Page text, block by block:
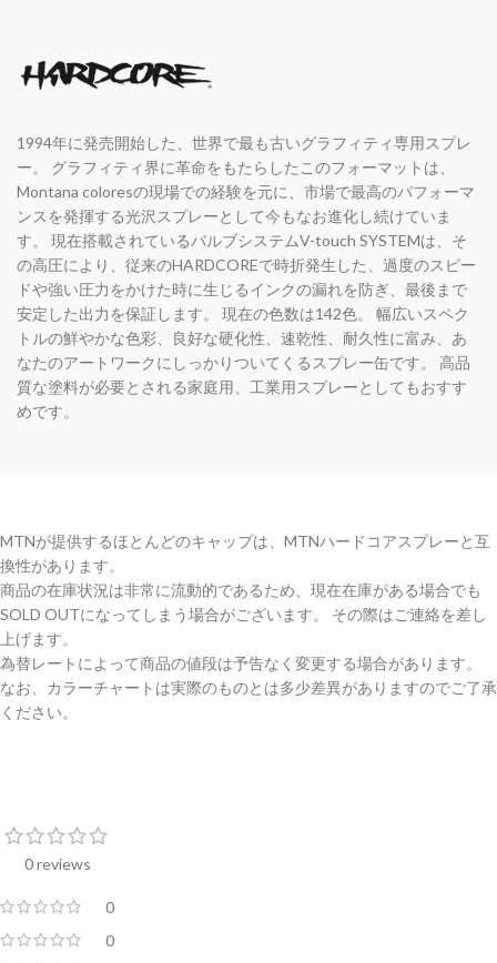
1994年に発売開始した、世界で最も古いグラフィティ専用スプレ
ー。 グラフィティ界に革命をもたらしたこのフォーマットは、
Montana coloresの現場での経験を元に、市場で最高のパフォーマ
ンスを発揮する光沢スプレーとして今もなお進化し続けていま
す。 現在搭載されているバルブシステムV-touch SYSTEMは、そ
の高圧により、従来のHARDCOREで時折発生した、過度のスピー
ドや強い圧力をかけた時に生じるインクの漏れを防ぎ、最後まで
安定した出力を保証します。 現在の色数は142色。 幅広いスペク
トルの鮮やかな色彩、良好な硬化性、速乾性、耐久性に富み、あ
なたのアートワークにしっかりついてくるスプレー缶です。 高品
質な塗料が必要とされる家庭用、工業用スプレーとしてもおすす
めです。
MTNが提供するほとんどのキャップは、MTNハードコアスプレーと互
換性があります。
商品の在庫状況は非常に流動的であるため、現在在庫がある場合でも
SOLD OUTになってしまう場合がございます。 その際はご連絡を差し
上げます。
為替レートによって商品の値段は予告なく変更する場合があります。
なお、カラーチャートは実際のものとは多少差異がありますのでご了承
ください。
0 reviews
0
0